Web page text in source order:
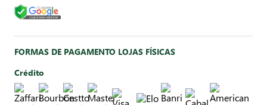
FORMAS DE PAGAMENTO LOJAS FÍSICAS
Crédito